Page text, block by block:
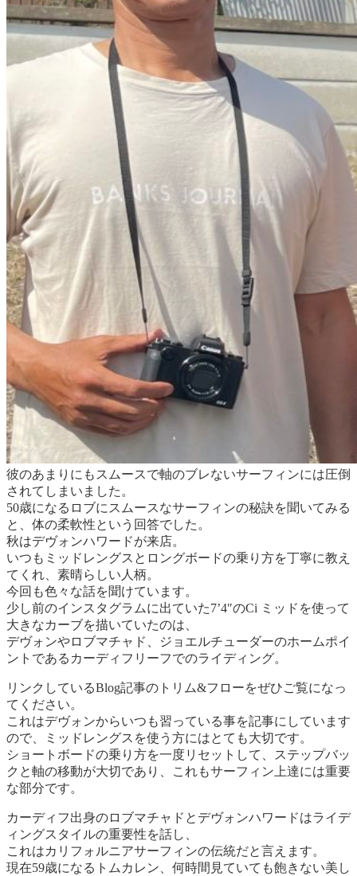
彼のあまりにもスムースで軸のブレないサーフィンには圧倒
されてしまいました。
50歳になるロブにスムースなサーフィンの秘訣を聞いてみる
と、体の柔軟性という回答でした。
秋はデヴォンハワードが来店。
いつもミッドレングスとロングボードの乗り方を丁寧に教え
てくれ、素晴らしい人柄。
今回も色々な話を聞けています。
少し前のインスタグラムに出ていた7’4″のCi ミッドを使って
大きなカーブを描いていたのは、
デヴォンやロブマチャド、ジョエルチューダーのホームポイ
ントであるカーディフリーフでのライディング。
リンクしているBlog記事のトリム&フローをぜひご覧になっ
てください。
これはデヴォンからいつも習っている事を記事にしています
ので、ミッドレングスを使う方にはとても大切です。
ショートボードの乗り方を一度リセットして、ステップバッ
クと軸の移動が大切であり、これもサーフィン上達には重要
な部分です。
カーディフ出身のロブマチャドとデヴォンハワードはライデ
ィングスタイルの重要性を話し、
これはカリフォルニアサーフィンの伝統だと言えます。
現在59歳になるトムカレン、何時間見ていても飽きない美し